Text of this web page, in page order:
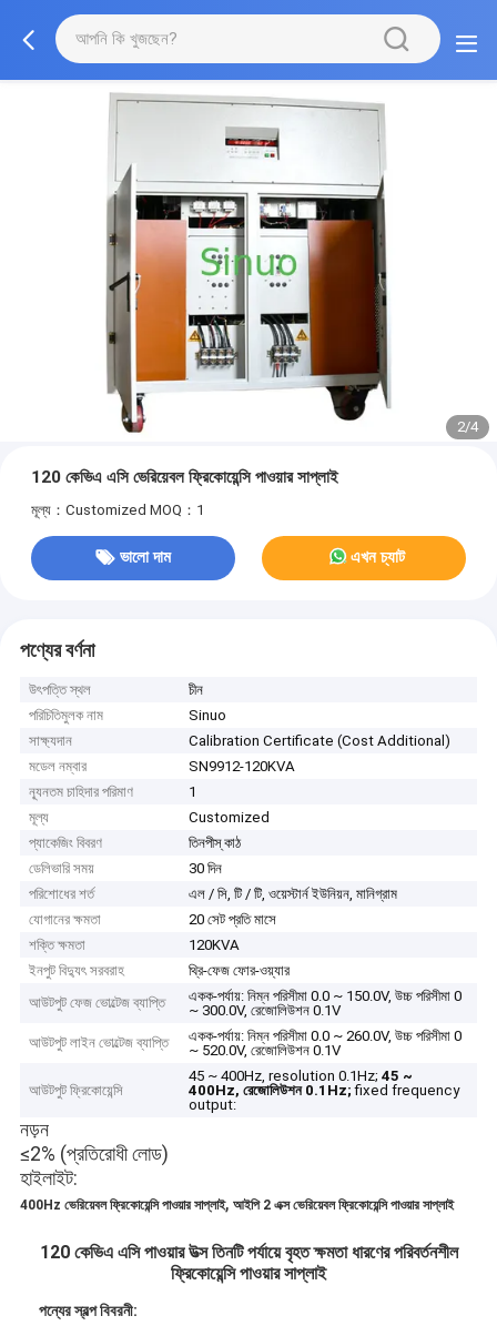
2/4
120 কেভিএ এসি ভেরিয়েবল ফ্রিকোয়েন্সি পাওয়ার সাপ্লাই
মূল্য：Customized MOQ：1
ভালো দাম এখন চ্যাট
পণ্যের বর্ণনা
উৎপত্তি স্থল
চীন
পরিচিতিমুলক নাম
Sinuo
সাক্ষ্যদান
Calibration Certificate (Cost Additional)
মডেল নম্বার
SN9912-120KVA
ন্যূনতম চাহিদার পরিমাণ
1
মূল্য
Customized
প্যাকেজিং বিবরণ
তিনপীস্ কাঠ
ডেলিভারি সময়
30 দিন
পরিশোধের শর্ত
এল / সি, টি / টি, ওয়েস্টার্ন ইউনিয়ন, মানিগ্রাম
যোগানের ক্ষমতা
20 সেট প্রতি মাসে
শক্তি ক্ষমতা
120KVA
ইনপুট বিদ্যুৎ সরবরাহ
থ্রি-ফেজ ফোর-ওয়্যার
আউটপুট ফেজ ভোল্টেজ ব্যাপ্তি
একক-পর্যায়: নিম্ন পরিসীমা 0.0 ~ 150.0V, উচ্চ পরিসীমা 0
~ 300.0V, রেজোলিউশন 0.1V
আউটপুট লাইন ভোল্টেজ ব্যাপ্তি
একক-পর্যায়: নিম্ন পরিসীমা 0.0 ~ 260.0V, উচ্চ পরিসীমা 0
~ 520.0V, রেজোলিউশন 0.1V
আউটপুট ফ্রিকোয়েন্সি
45 ~ 400Hz, resolution 0.1Hz; 45 ~
400Hz, রেজোলিউশন 0.1Hz; fixed frequency
output:
নড়ন
≤2% (প্রতিরোধী লোড)
হাইলাইট:
400Hz ভেরিয়েবল ফ্রিকোয়েন্সি পাওয়ার সাপ্লাই, আইপি 2 এক্স ভেরিয়েবল ফ্রিকোয়েন্সি পাওয়ার সাপ্লাই
120 কেভিএ এসি পাওয়ার উত্স তিনটি পর্যায়ে বৃহত ক্ষমতা ধারণের পরিবর্তনশীল
ফ্রিকোয়েন্সি পাওয়ার সাপ্লাই
পন্যের স্বল্প বিবরনী: